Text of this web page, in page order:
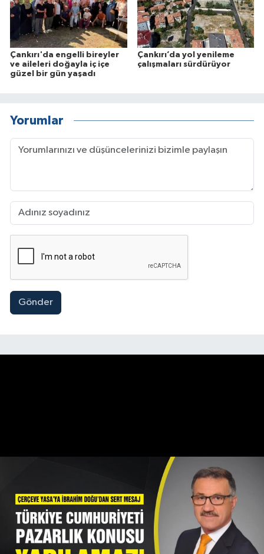
Çankırı'da engelli bireyler
ve aileleri doğayla iç içe
güzel bir gün yaşadı
Çankırı’da yol yenileme
çalışmaları sürdürüyor
Yorumlar
Gönder